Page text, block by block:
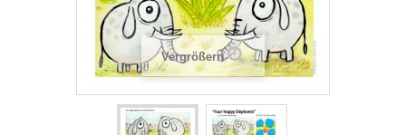
Vergrößern